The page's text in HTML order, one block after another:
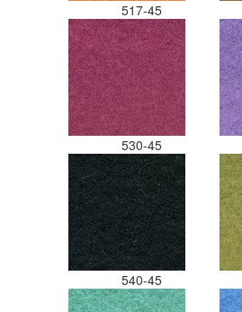
517-45
530-45
540-45